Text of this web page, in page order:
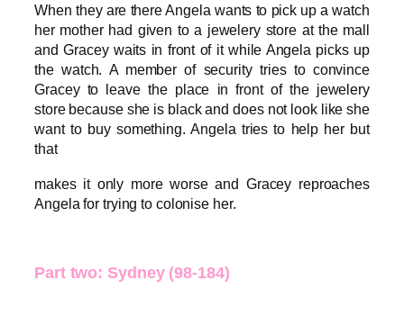
When they are there Angela wants to pick up a watch
her mother had given to a jewelery store at the mall
and Gracey waits in front of it while Angela picks up
the watch. A member of security tries to convince
Gracey to leave the place in front of the jewelery
store because she is black and does not look like she
want to buy something. Angela tries to help her but
that
makes it only more worse and Gracey reproaches
Angela for trying to colonise her.
Part two: Sydney (98-184)